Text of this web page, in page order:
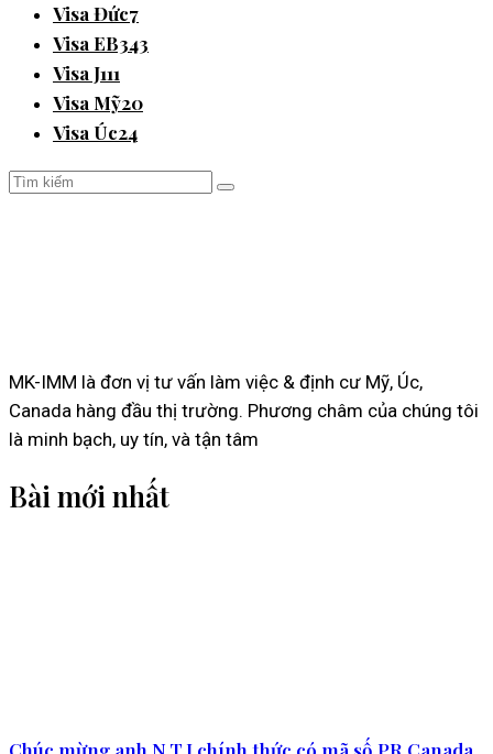
Visa Đức7
Visa EB343
Visa J111
Visa Mỹ20
Visa Úc24
MK-IMM là đơn vị tư vấn làm việc & định cư Mỹ, Úc,
Canada hàng đầu thị trường. Phương châm của chúng tôi
là minh bạch, uy tín, và tận tâm
Bài mới nhất